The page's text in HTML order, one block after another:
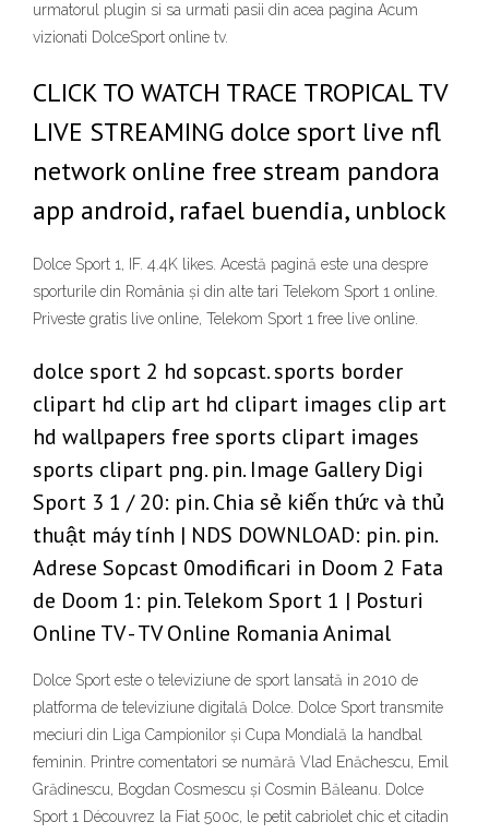
urmatorul plugin si sa urmati pasii din acea pagina Acum
vizionati DolceSport online tv.
CLICK TO WATCH TRACE TROPICAL TV
LIVE STREAMING dolce sport live nfl
network online free stream pandora
app android, rafael buendia, unblock
Dolce Sport 1, IF. 4.4K likes. Acestă pagină este una despre
sporturile din România și din alte tari Telekom Sport 1 online.
Priveste gratis live online, Telekom Sport 1 free live online.
dolce sport 2 hd sopcast. sports border
clipart hd clip art hd clipart images clip art
hd wallpapers free sports clipart images
sports clipart png. pin. Image Gallery Digi
Sport 3 1 / 20: pin. Chia sẻ kiến thức và thủ
thuật máy tính | NDS DOWNLOAD: pin. pin.
Adrese Sopcast 0modificari in Doom 2 Fata
de Doom 1: pin. Telekom Sport 1 | Posturi
Online TV - TV Online Romania Animal
Dolce Sport este o televiziune de sport lansată in 2010 de
platforma de televiziune digitală Dolce. Dolce Sport transmite
meciuri din Liga Campionilor și Cupa Mondială la handbal
feminin. Printre comentatori se numără Vlad Enăchescu, Emil
Grădinescu, Bogdan Cosmescu și Cosmin Băleanu. Dolce
Sport 1 Découvrez la Fiat 500c, le petit cabriolet chic et citadin